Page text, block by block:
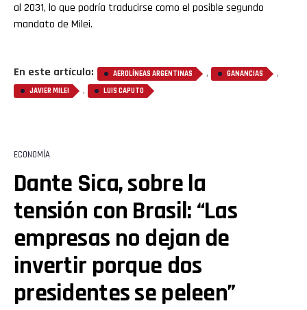
al 2031, lo que podría traducirse como el posible segundo
mandato de Milei.
En este artículo: AEROLÍNEAS ARGENTINAS , GANANCIAS ,
JAVIER MILEI , LUIS CAPUTO
ECONOMÍA
Dante Sica, sobre la
tensión con Brasil: “Las
empresas no dejan de
invertir porque dos
presidentes se peleen”